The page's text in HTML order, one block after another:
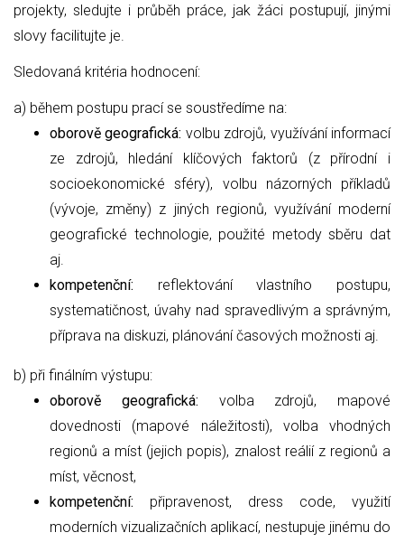
projekty, sledujte i průběh práce, jak žáci postupují, jinými
slovy facilitujte je.
Sledovaná kritéria hodnocení:
a) během postupu prací se soustředíme na:
oborově geografická: volbu zdrojů, využívání informací
ze zdrojů, hledání klíčových faktorů (z přírodní i
socioekonomické sféry), volbu názorných příkladů
(vývoje, změny) z jiných regionů, využívání moderní
geografické technologie, použité metody sběru dat
aj.
kompetenční: reflektování vlastního postupu,
systematičnost, úvahy nad spravedlivým a správným,
příprava na diskuzi, plánování časových možnosti aj.
b) při finálním výstupu:
oborově geografická: volba zdrojů, mapové
dovednosti (mapové náležitosti), volba vhodných
regionů a míst (jejich popis), znalost reálií z regionů a
míst, věcnost,
kompetenční: připravenost, dress code, využití
moderních vizualizačních aplikací, nestupuje jinému do